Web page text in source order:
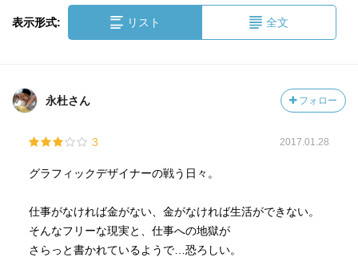
表示形式: リスト 全文
永杜さん フォロー
3 2017.01.28
グラフィックデザイナーの戦う日々。
仕事がなければ金がない、金がなければ生活ができない。
そんなフリーな現実と、仕事への地獄が
さらっと書かれているようで…恐ろしい。